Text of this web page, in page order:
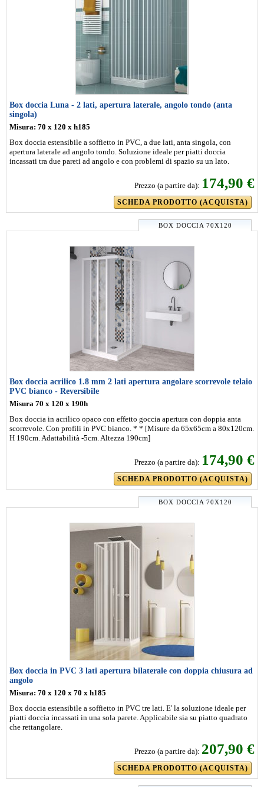
Box doccia Luna - 2 lati, apertura laterale, angolo tondo (anta
singola)
Misura: 70 x 120 x h185
Box doccia estensibile a soffietto in PVC, a due lati, anta singola, con
apertura laterale ad angolo tondo. Soluzione ideale per piatti doccia
incassati tra due pareti ad angolo e con problemi di spazio su un lato.
Prezzo (a partire da): 174,90 €
SCHEDA PRODOTTO (ACQUISTA)
BOX DOCCIA 70X120
Box doccia acrilico 1.8 mm 2 lati apertura angolare scorrevole telaio
PVC bianco - Reversibile
Misura 70 x 120 x 190h
Box doccia in acrilico opaco con effetto goccia apertura con doppia anta
scorrevole. Con profili in PVC bianco. * * [Misure da 65x65cm a 80x120cm.
H 190cm. Adattabilità -5cm. Altezza 190cm]
Prezzo (a partire da): 174,90 €
SCHEDA PRODOTTO (ACQUISTA)
BOX DOCCIA 70X120
Box doccia in PVC 3 lati apertura bilaterale con doppia chiusura ad
angolo
Misura: 70 x 120 x 70 x h185
Box doccia estensibile a soffietto in PVC tre lati. E' la soluzione ideale per
piatti doccia incassati in una sola parete. Applicabile sia su piatto quadrato
che rettangolare.
Prezzo (a partire da): 207,90 €
SCHEDA PRODOTTO (ACQUISTA)